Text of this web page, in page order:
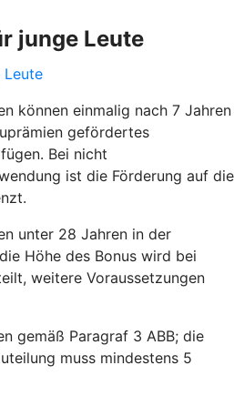
junge Leute
Leute
können einmalig nach 7 Jahren
gefördertes
Bei nicht
ist die Förderung auf die
unter 28 Jahren in der
Höhe des Bonus wird bei
weitere Voraussetzungen
gemäß Paragraf 3 ABB; die
muss mindestens 5